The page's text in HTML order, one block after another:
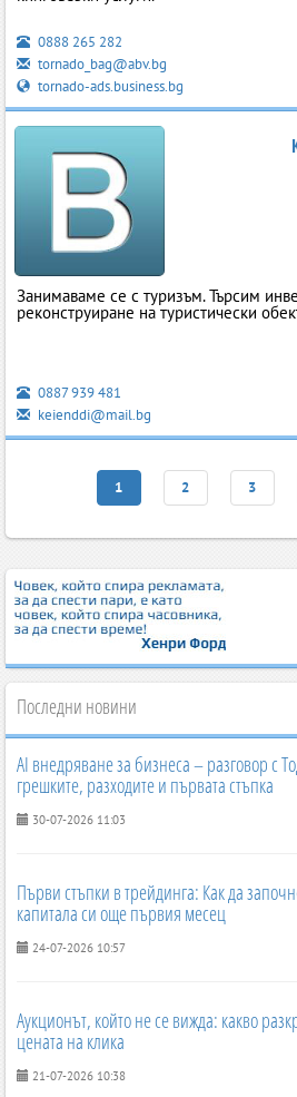
0888 265 282
tornado_bag@abv.bg
tornado-ads.business.bg
Занимаваме се с туризъм. Търсим
реконструиране на туристически
0887 939 481
keienddi@mail.bg
1 2 3
Последни новини
AI внедряване за бизнеса – разговор с
грешките, разходите и първата стъпка
30-07-2026 11:03
Първи стъпки в трейдинга: Как да
капитала си още първия месец
24-07-2026 10:57
Аукционът, който не се вижда: какво
цената на клика
21-07-2026 10:38